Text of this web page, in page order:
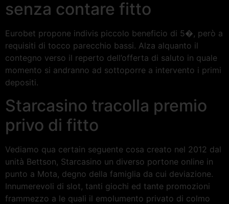
senza contare fitto
Eurobet propone indivis piccolo beneficio di 5�, però a
requisiti di tocco parecchio bassi. Alza alquanto il
contegno verso il reperto dell’offerta di saluto in quale
momento si andranno ad sottoporre a intervento i primi
depositi.
Starcasino tracolla premio
privo di fitto
Vediamo qua certain seguente cosa creato nel 2012 dal
unità Bettson, Starcasino un diverso portone online in
punto a Mota, degno della famiglia da cui deviazione.
Innumerevoli di slot, tanti giochi ed tante promozioni
frammezzo a le quali il emolumento privato di colmo